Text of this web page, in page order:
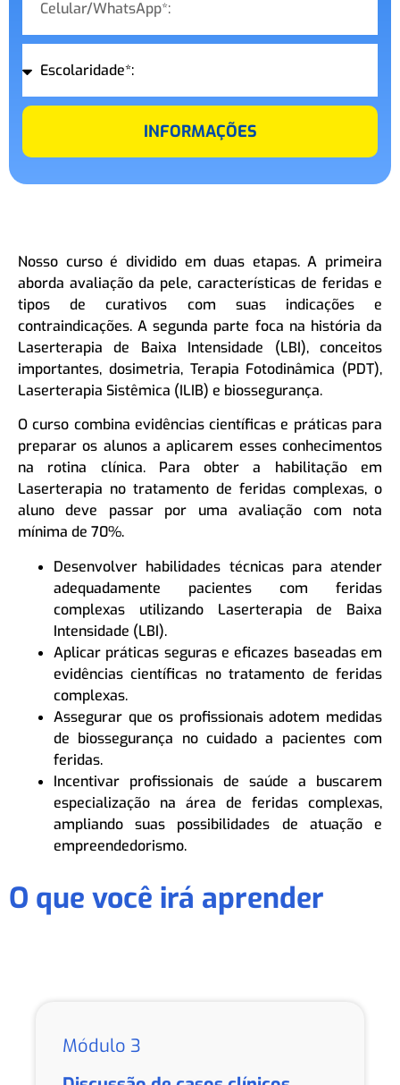
INFORMAÇÕES
Nosso curso é dividido em duas etapas. A primeira
aborda avaliação da pele, características de feridas e
tipos de curativos com suas indicações e
contraindicações. A segunda parte foca na história da
Laserterapia de Baixa Intensidade (LBI), conceitos
importantes, dosimetria, Terapia Fotodinâmica (PDT),
Laserterapia Sistêmica (ILIB) e biossegurança.
O curso combina evidências científicas e práticas para
preparar os alunos a aplicarem esses conhecimentos
na rotina clínica. Para obter a habilitação em
Laserterapia no tratamento de feridas complexas, o
aluno deve passar por uma avaliação com nota
mínima de 70%.
Desenvolver habilidades técnicas para atender
adequadamente pacientes com feridas
complexas utilizando Laserterapia de Baixa
Intensidade (LBI).
Aplicar práticas seguras e eficazes baseadas em
evidências científicas no tratamento de feridas
complexas.
Assegurar que os profissionais adotem medidas
de biossegurança no cuidado a pacientes com
feridas.
Incentivar profissionais de saúde a buscarem
especialização na área de feridas complexas,
ampliando suas possibilidades de atuação e
empreendedorismo.
O que você irá aprender
Módulo 3